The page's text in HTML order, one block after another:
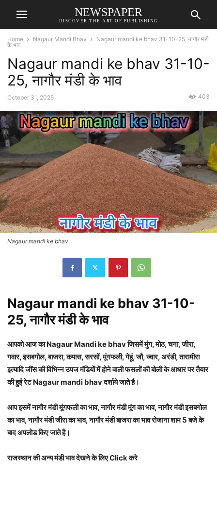
NEWSPAPER
DISCOVER THE ART OF PUBLISHING
Home Nagaur Mandi Bhav
Nagaur mandi ke bhav 31-10-25, नागौर मंडी
के भाव
Nagaur mandi ke bhav 31-10-
25, नागौर मंडी के भाव
October 31, 2025 403
Nagaur mandi ke bhav
Nagaur mandi ke bhav 31-10-
25, नागौर मंडी के भाव
आपको आज का Nagaur Mandi ke bhav जिसमें मुंग, मोठ, चना, जीरा,
गवार, इसबगोल, बाजरा, कपास, सरसों, मूंगफली, गेहूं, जौ, ज्वार, अरंडी, तारामीरा
इत्यादि जींस की विभिन्न उपज मंडियों में होने वाली फसलों की बोली के आधार पर तैयार
की हुई रेट Nagaur mandi bhav दर्शाये जाते है।
आप इसमें नागौर मंडी मूंगफली का भाव, नागौर मंडी मूंग का भाव, नागौर मंडी इसबगोल
का भाव, नागौर मंडी जीरा का भाव, नागौर मंडी बाजरा का भाव रोजाना शाम 5 बजे के
बाद अपलोड किए जाते है।
राजस्थान की अन्य मंडी भाव देखने के लिए Click करे